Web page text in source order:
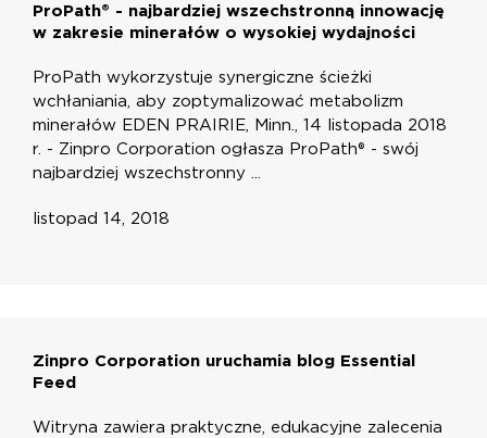
ProPath® - najbardziej wszechstronną innowację
w zakresie minerałów o wysokiej wydajności
ProPath wykorzystuje synergiczne ścieżki
wchłaniania, aby zoptymalizować metabolizm
minerałów EDEN PRAIRIE, Minn., 14 listopada 2018
r. - Zinpro Corporation ogłasza ProPath® - swój
najbardziej wszechstronny ...
listopad 14, 2018
Zinpro Corporation uruchamia blog Essential
Feed
Witryna zawiera praktyczne, edukacyjne zalecenia